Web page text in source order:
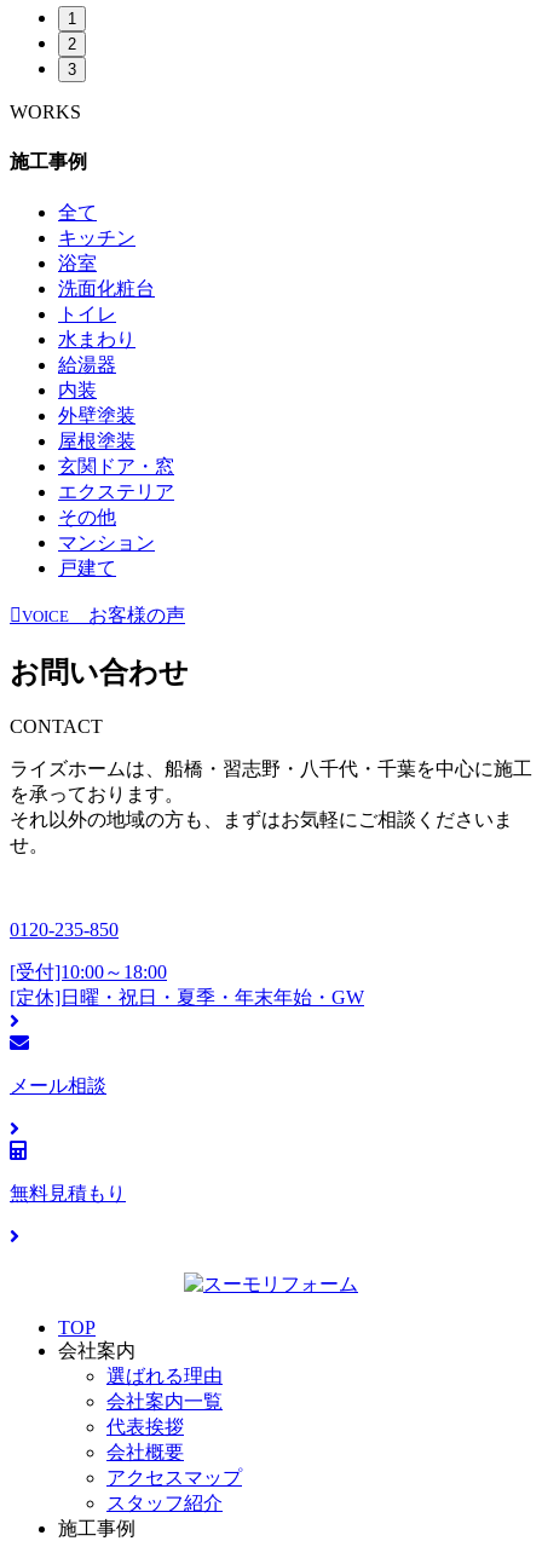
1
2
3
WORKS
施工事例
全て
キッチン
浴室
洗面化粧台
トイレ
水まわり
給湯器
内装
外壁塗装
屋根塗装
玄関ドア・窓
エクステリア
その他
マンション
戸建て
VOICE お客様の声
お問い合わせ
CONTACT
ライズホームは、船橋・習志野・八千代・千葉を中心に施工
を承っております。
それ以外の地域の方も、まずはお気軽にご相談くださいま
せ。
0120-235-850
[受付]10:00～18:00
[定休]日曜・祝日・夏季・年末年始・GW
メール相談
無料見積もり
TOP
会社案内
選ばれる理由
会社案内一覧
代表挨拶
会社概要
アクセスマップ
スタッフ紹介
施工事例